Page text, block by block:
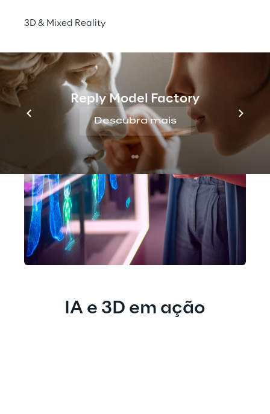
3D & Mixed Reality
Reply Model Factory
Descubra mais
IA e 3D em ação